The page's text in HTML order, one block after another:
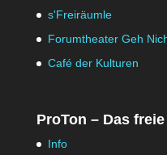
s'Freiräumle
Forumtheater Geh
Café der Kulturen
ProTon – Das
Info